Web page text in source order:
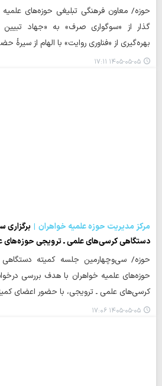
حوزه/ معاون فرهنگی تبلیغی حوزه‌های علمیه
گذار از «سوگواری صرف» به «جهاد تبیین
بهره‌گیری از «فناوری روایت» با الهام از
۱۴۰۵-۰۵-۰۵ ۱۷:۱۱
مرکز مدیریت حوزه علمیه خواهران
دستگاهی کرسی‌های علمی ـ ترویجی حوزه‌های
حوزه/ سی‌وچهارمین جلسه کمیته
حوزه‌های علمیه خواهران با هدف بررسی
کرسی‌های علمی ـ ترویجی، با حضور اعضای
۱۴۰۵-۰۵-۰۵ ۱۷:۰۶